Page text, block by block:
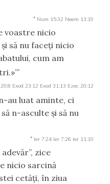
* Num 15:32 Neem 13:19
voastre nicio
să nu faceţi nicio
cum am
Exod 23:12 Exod 31:13 Ezec 20:12
au luat aminte, ci
n-asculte şi să nu
* Ier 7:24 Ier 7:26 Ier 11:10
zice
nicio sarcină
cetăţi, în ziua